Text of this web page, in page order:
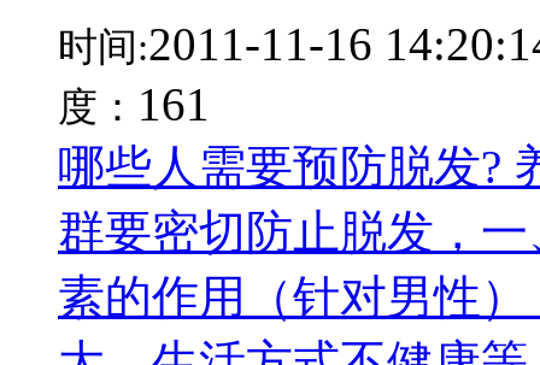
时间:2011-11-16
度： 161
哪些人需要预防脱发?
群要密切防止脱发，
素的作用（针对男性